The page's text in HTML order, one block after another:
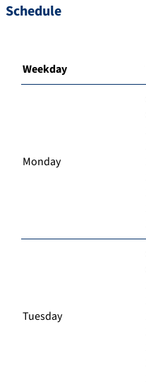
Schedule
Weekday
Monday
Tuesday